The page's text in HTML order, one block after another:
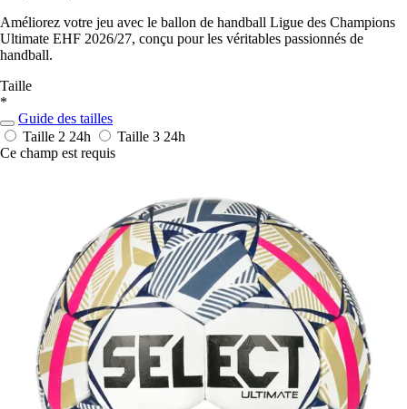
Améliorez votre jeu avec le ballon de handball Ligue des Champions
Ultimate EHF 2026/27, conçu pour les véritables passionnés de
handball.
Taille
*
Guide des tailles
Taille 2 24h Taille 3 24h
Ce champ est requis